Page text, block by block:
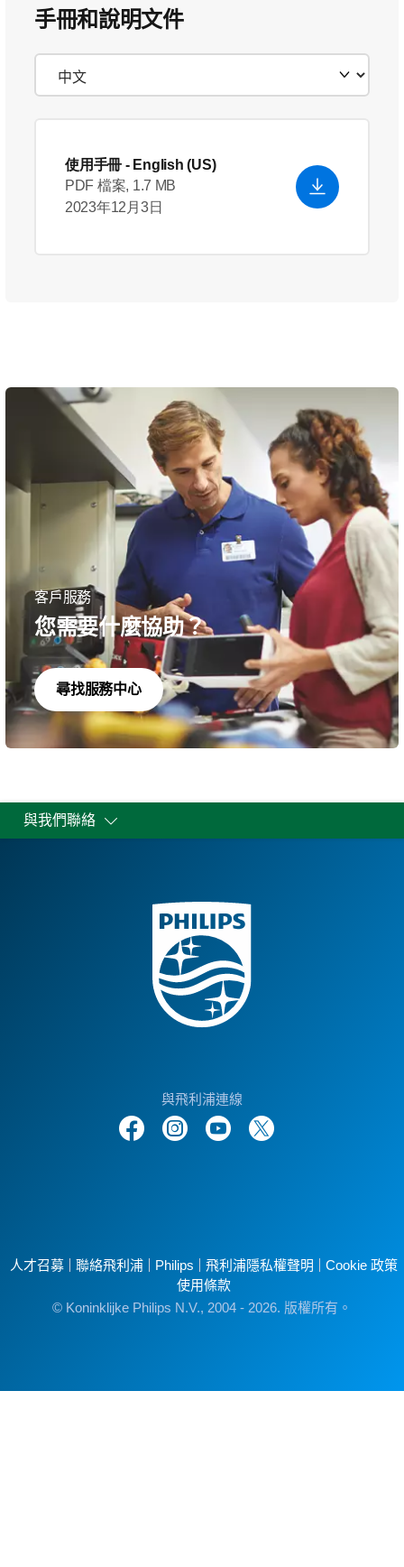
手冊和說明文件
使用手冊 - English (US)
PDF 檔案, 1.7 MB
2023年12月3日
客戶服務
您需要什麼協助？
尋找服務中心
與我們聯絡
與飛利浦連線
人才召募 聯絡飛利浦 Philips 飛利浦隱私權聲明
Cookie 政策
使用條款
© Koninklijke Philips N.V., 2004 - 2026. 版權所有。